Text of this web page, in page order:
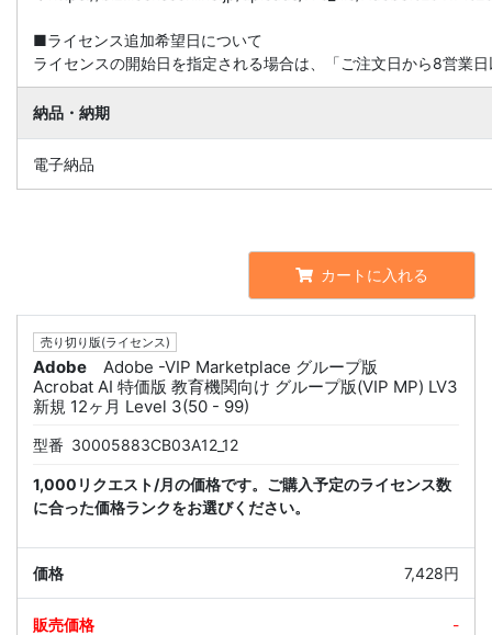
■ライセンス追加希望日について
ライセンスの開始日を指定される場合は、「ご注文日から8営業
納品・納期
電子納品
カートに入れる
売り切り版(ライセンス)
Adobe
Adobe -VIP Marketplace グループ版
Acrobat AI 特価版 教育機関向け グループ版(VIP MP) LV3
新規 12ヶ月 Level 3(50 - 99)
型番 30005883CB03A12_12
1,000リクエスト/月の価格です。ご購入予定のライセンス数
に合った価格ランクをお選びください。
7,428円
-